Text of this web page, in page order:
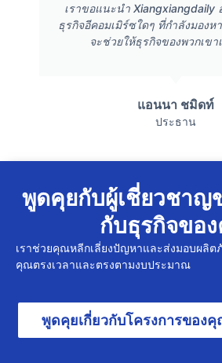
เราขอแนะนำ Xiangxiangdaily
ธุรกิจอีคอมเมิร์ซใดๆ ที่กำลังมองห
จะช่วยให้ธุรกิจของพวกเขา
แอนนา ชมิดท์
ประธาน
พูดคุยกับผู้เชี่ยวชาญข
กับธุรกิจขอ
เราช่วยคุณหลีกเลี่ยงปัญหาและส่งมอบผลิ
คุณตรงเวลาและตรงตามงบประมาณ
พูดคุยเกี่ยวกับโครงการของ